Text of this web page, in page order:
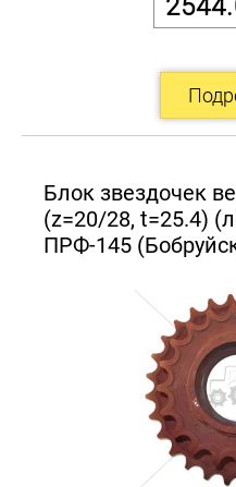
Блок звездочек
(z=20/28, t=25.4)
ПРФ-145